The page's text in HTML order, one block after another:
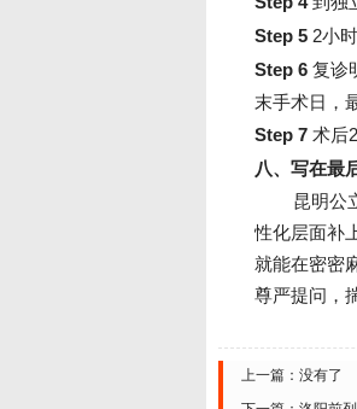
Step 5 2小
Step 6 复诊
末手术日，
Step 7 术后
八、写在最
昆明公
性化层面补
就能在密密
尊严提问，
上一篇：没有了